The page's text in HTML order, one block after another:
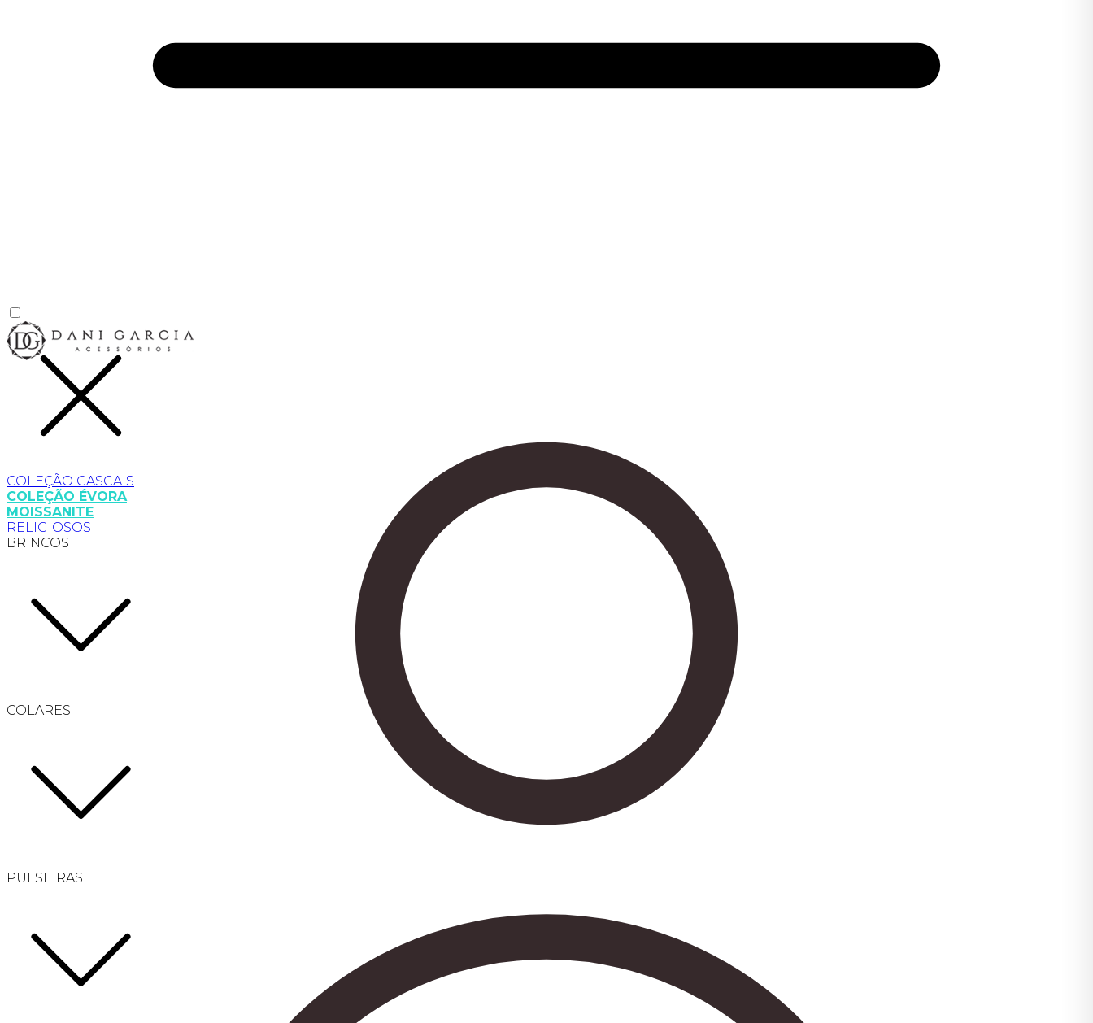
COLEÇÃO CASCAIS
COLEÇÃO ÉVORA
MOISSANITE
RELIGIOSOS
BRINCOS
COLARES
PULSEIRAS